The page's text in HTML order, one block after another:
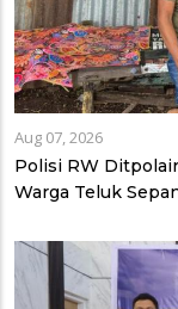
Aug 07, 2026
Polisi RW
Warga Teluk